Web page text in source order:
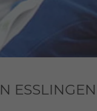
ESSLINGEN